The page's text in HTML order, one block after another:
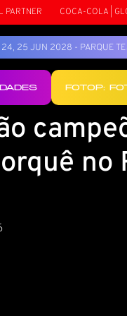
COCA-COLA |
24, 25 JUN 2028 - PARQUE
FOTOP:
no